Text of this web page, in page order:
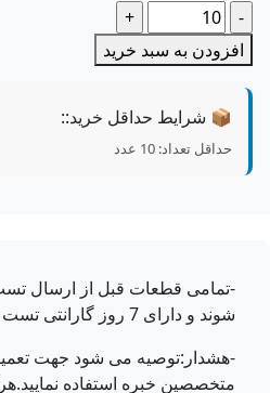
به سبد خرید
📦 شرایط حداقل خرید::
حداقل تعداد: 10 عدد
-تمامی قطعات قبل از ارسال تست
شوند و دارای 7 روز گارانتی تست سلامت هستند.
-هشدار:توصیه می شود جهت تعمیر
متخصصین خبره استفاده